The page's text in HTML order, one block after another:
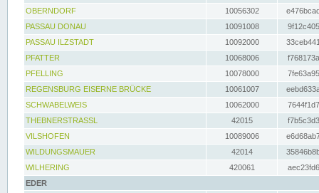
OBERNDORF
10056302
PASSAU DONAU
10091008
PASSAU ILZSTADT
10092000
PFATTER
10068006
PFELLING
10078000
REGENSBURG EISERNE BRÜCKE
10061007
SCHWABELWEIS
10062000
THEBNERSTRASSL
42015
VILSHOFEN
10089006
WILDUNGSMAUER
42014
WILHERING
420061
EDER